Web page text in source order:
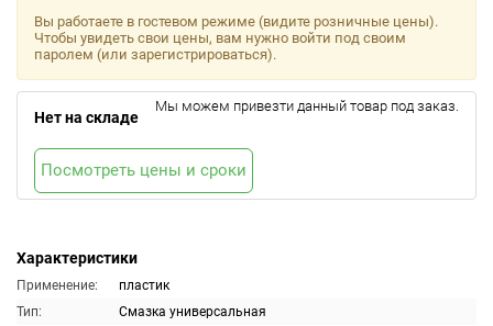
Характеристики
Применение:
пластик
Тип:
Смазка универсальная
Вы работаете в гостевом режиме (видите розничные цены).
Чтобы увидеть свои цены, вам нужно войти под своим
паролем (или зарегистрироваться).
Нет на складе
Мы можем привезти данный товар под заказ.
Посмотреть цены и сроки